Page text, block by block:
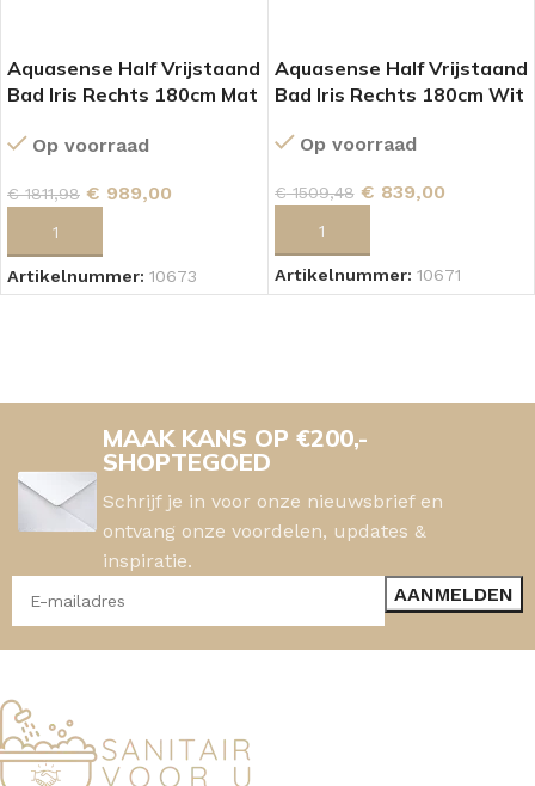
Aquasense Half Vrijstaand
Bad Iris Rechts 180cm Mat
Op voorraad
€1811,98 € 989,00
Artikelnummer: 10673
Aquasense Half Vrijstaand
Bad Iris Rechts 180cm Wit
Op voorraad
€1509,48 € 839,00
Artikelnummer: 10671
MAAK KANS OP €200,-
SHOPTEGOED
Schrijf je in voor onze nieuwsbrief en
ontvang onze voordelen, updates &
inspiratie.